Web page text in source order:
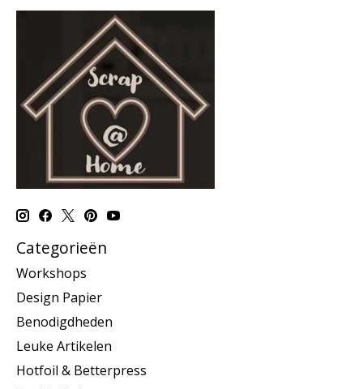
Categorieën
Workshops
Design Papier
Benodigdheden
Leuke Artikelen
Hotfoil & Betterpress